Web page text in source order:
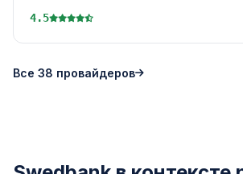
4.5
Все 38 провайдеров